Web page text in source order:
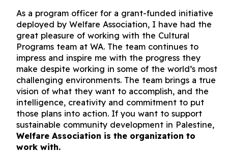
As a program officer for a grant-funded initiative
deployed by Welfare Association, I have had the
great pleasure of working with the Cultural
Programs team at WA. The team continues to
impress and inspire me with the progress they
make despite working in some of the world’s most
challenging environments. The team brings a true
vision of what they want to accomplish, and the
intelligence, creativity and commitment to put
those plans into action. If you want to support
sustainable community development in Palestine,
Welfare Association is the organization to
work with.